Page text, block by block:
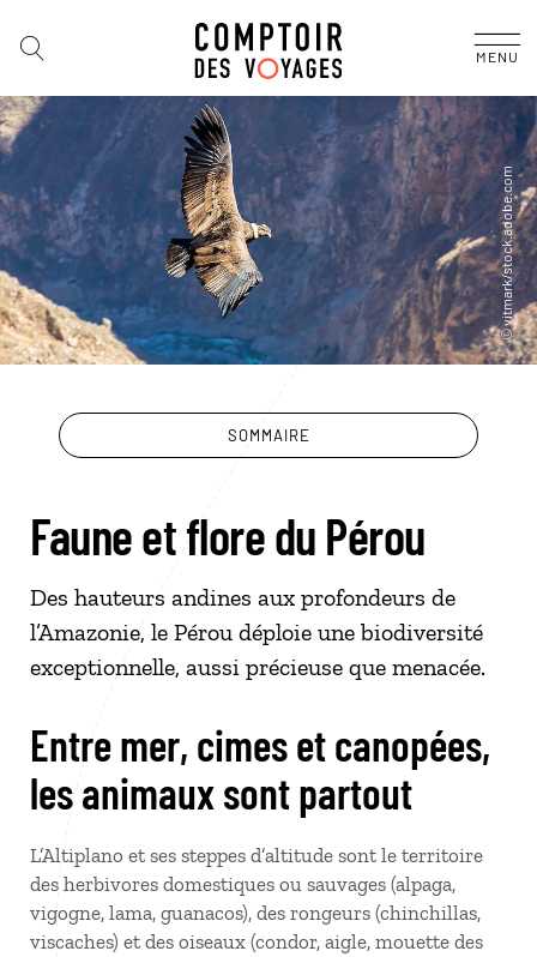
MENU
SOMMAIRE
Faune et flore du Pérou
Des hauteurs andines aux profondeurs de
l’Amazonie, le Pérou déploie une biodiversité
exceptionnelle, aussi précieuse que menacée.
Entre mer, cimes et canopées,
les animaux sont partout
L’Altiplano et ses steppes d’altitude sont le territoire
des herbivores domestiques ou sauvages (alpaga,
vigogne, lama, guanacos), des rongeurs (chinchillas,
viscaches) et des oiseaux (condor, aigle, mouette des